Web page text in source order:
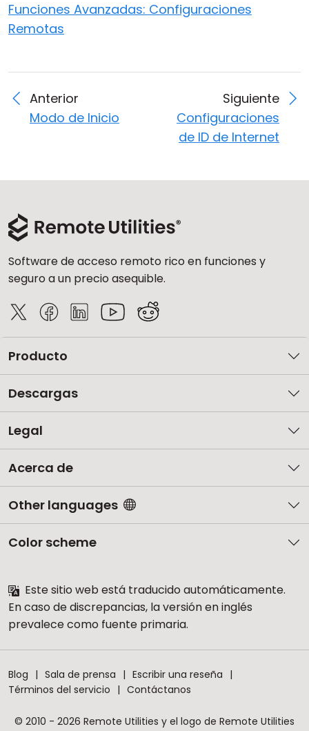
Funciones Avanzadas: Configuraciones
Remotas
Anterior
Modo de Inicio
Siguiente
Configuraciones
de ID de Internet
Software de acceso remoto rico en funciones y
seguro a un precio asequible.
Producto
Descargas
Legal
Acerca de
Other languages
Color scheme
Este sitio web está traducido automáticamente.
En caso de discrepancias, la versión en inglés
prevalece como fuente primaria.
Blog Sala de prensa
Escribir una reseña
Términos del servicio
Contáctanos
© 2010 - 2026 Remote Utilities y el logo de Remote Utilities